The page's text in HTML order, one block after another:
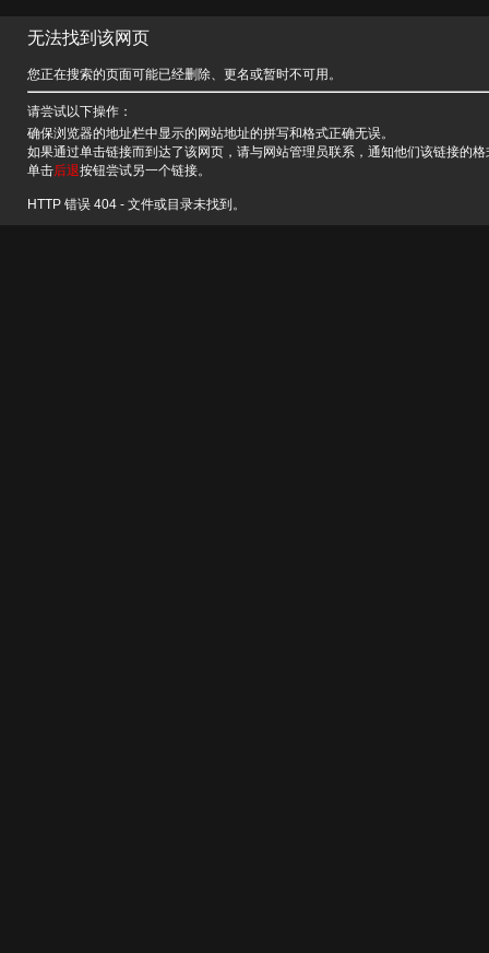
无法找到该网页
您正在搜索的页面可能已经删除、更名或暂时不可用。
请尝试以下操作：
确保浏览器的地址栏中显示的网站地址的拼写和格式正确无误。
如果通过单击链接而到达了该网页，请与网站管理员联系，通知他们该链接的
单击后退按钮尝试另一个链接。
HTTP 错误 404 - 文件或目录未找到。